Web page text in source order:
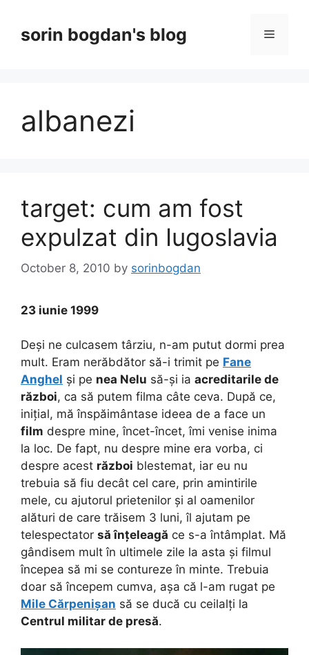
contentsorin bogdan's blog Menu
albanezi
target: cum am fost
expulzat din Iugoslavia
October 8, 2010 by sorinbogdan
23 iunie 1999
Deși ne culcasem târziu, n-am putut dormi prea
mult. Eram nerăbdător să-i trimit pe Fane
Anghel și pe nea Nelu să-și ia acreditarile de
război, ca să putem filma câte ceva. După ce,
inițial, mă înspăimântase ideea de a face un
film despre mine, încet-încet, îmi venise inima
la loc. De fapt, nu despre mine era vorba, ci
despre acest război blestemat, iar eu nu
trebuia să fiu decât cel care, prin amintirile
mele, cu ajutorul prietenilor și al oamenilor
alături de care trăisem 3 luni, îl ajutam pe
telespectator să înțeleagă ce s-a întâmplat. Mă
gândisem mult în ultimele zile la asta și filmul
începea să mi se contureze în minte. Trebuia
doar să începem cumva, așa că l-am rugat pe
Mile Cărpenișan să se ducă cu ceilalți la
Centrul militar de presă.